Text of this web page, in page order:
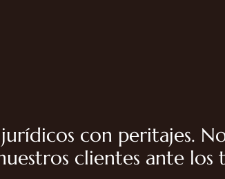
con peritajes.
clientes ante los